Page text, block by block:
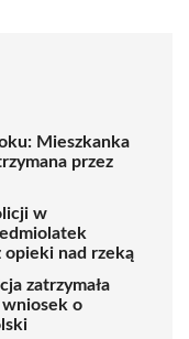
Mieszkanka
przez
w
opieki nad rzeką
zatrzymała
o